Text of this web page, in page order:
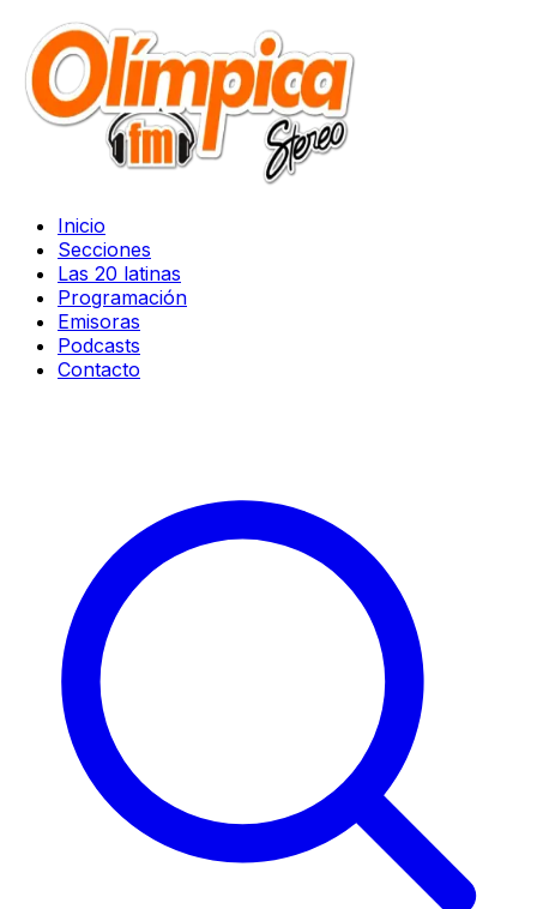
Inicio
Secciones
Las 20 latinas
Programación
Emisoras
Podcasts
Contacto